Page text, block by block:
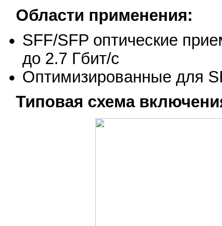
Области применения:
SFF/SFP оптические
до 2.7 Гбит/с
Оптимизированные для
Типовая схема